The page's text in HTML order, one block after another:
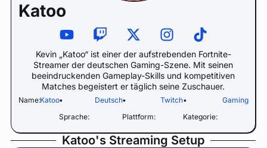
Katoo
Kevin „Katoo“ ist einer der aufstrebenden Fortnite-
Streamer der deutschen Gaming-Szene. Mit seinen
beeindruckenden Gameplay-Skills und kompetitiven
Matches begeistert er täglich seine Zuschauer.
Name:Katoo•
Sprache:
Deutsch•
Plattform:
Twitch•
Kategorie:
Gaming
Katoo's Streaming Setup